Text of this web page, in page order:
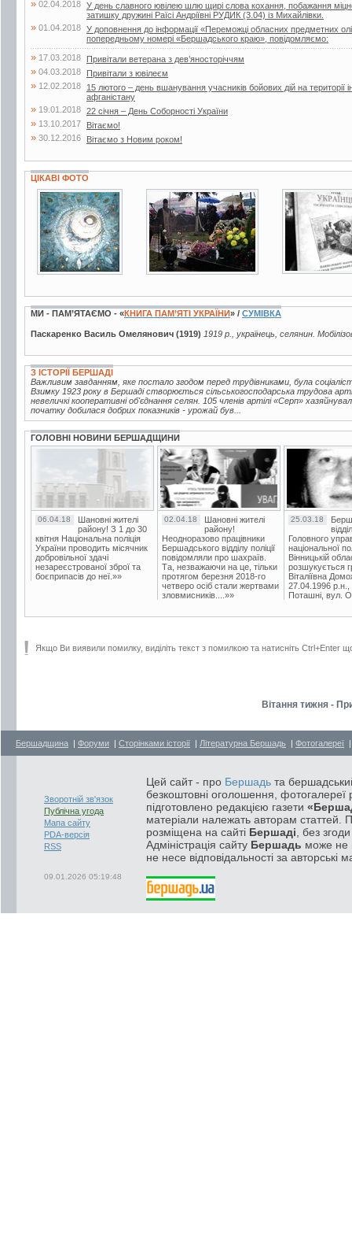
» 02.04.2018 У день славного ювілею шлю щирі слова кохання, побажання
затишку дружині Раїсі Андріївні РУДИК (3.04) із Михайлівки.
» 01.04.2018 У доповнення до інформації «Переможці обласних предметних
попередньому номері «Бершадського краю», повідомляємо:
» 17.03.2018 Привітали ветерана з дев’яносторіччям
» 04.03.2018 Привітали з ювілеєм
» 12.02.2018
15 лютого – день вшанування учасників бойових дій на території
афганістану
» 19.01.2018 22 січня – День Соборності України
» 13.10.2017 Вітаємо!
» 30.12.2016 Вітаємо з Новим роком!
ЦІКАВІ ФОТО
12 фото 10 фото 2 фото
МИ - ПАМ’ЯТАЄМО - «КНИГА ПАМ’ЯТІ УКРАЇНИ» / СУМІВКА
Паскаренко Василь Омелянович (1919) 1919 р., українець, селянин.
З ІСТОРІЇ БЕРШАДІ
Важливим завданням, яке постало згодом перед трудівниками, була
Взимку 1923 року в Бершаді створюється сільськогосподарська трудова
невеличкі кооперативні об'єднання селян. 105 членів артілі «Серп»
початку добилася добрих показників - урожай був...
ГОЛОВНІ НОВИНИ БЕРШАДЩИНИ
06.04.18
Шановні жителі
району! З 1 до 30
квітня Національна поліція
України проводить місячник
добровільної здачі
незареєстрованої зброї та
боєприпасів до неї.»»
02.04.18
Шановні жителі
району!
Неодноразово працівники
Бершадського відділу поліції
повідомляли про шахраїв.
Та, незважаючи на це, тільки
протягом березня 2018-го
четверо осіб стали жертвами
зловмисників....»»
25.03.18
Головного
національної
Вінницькій
розшукується
Віталіївна
27.04.1996 р.н.,
Поташні, вул.
Якщо Ви виявили помилку, виділіть текст з помилкою та натисніть Ctrl+Enter
Вітання тижня -
Бершадщина | Форуми | Сторінками історії | Літературна Бершадь | Фотогалереї
Зворотній зв'язок
Публічна угода
Мапа сайту
PDA-версія
RSS
09.01.2026 05:19:48
Цей сайт - про Бершадь та
безкоштовні оголошення, фотогалереї
підготовлено редакцією газети
матеріали належать авторам статтей.
розміщена на сайті Бершаді , без
Адміністрація сайту Бершадь може не
не несе відповідальності за авторські